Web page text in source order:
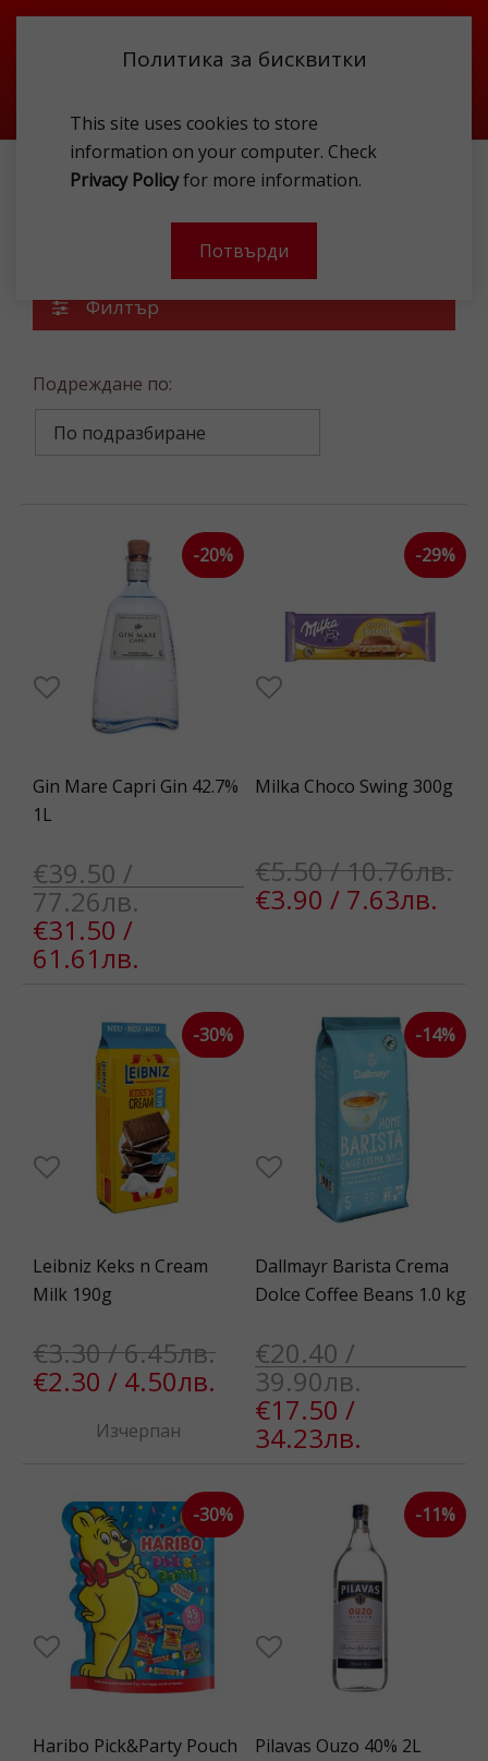
Политика за бисквитки
This site uses cookies to store
information on your computer. Check
Privacy Policyfor more information.
Потвърди
Филтър
Подреждане по:
Gin Mare Capri Gin 42.7%
1L
€39.50 /
77.26лв.
€31.50 /
61.61лв.
-20%
Milka Choco Swing 300g
€5.50 / 10.76лв.
€3.90 / 7.63лв.
-29%
Leibniz Keks n Cream
Milk 190g
€3.30 / 6.45лв.
€2.30 / 4.50лв.
Изчерпан
-30%
Dallmayr Barista Crema
Dolce Coffee Beans 1.0 kg
€20.40 /
39.90лв.
€17.50 /
34.23лв.
-14%
Haribo Pick&Party Pouch
-30%
Pilavas Ouzo 40% 2L
-11%